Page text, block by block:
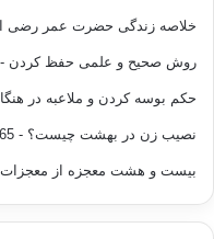
خلاصه زندگی حضرت عمر رضی
روش صحیح و علمی حفظ کردن - 180,569 بازدید
حکم بوسه کردن و ملاعبه در
نصیب زن در بهشت چیست؟ - 152,965 بازدید
بیست و هشت معجزه از